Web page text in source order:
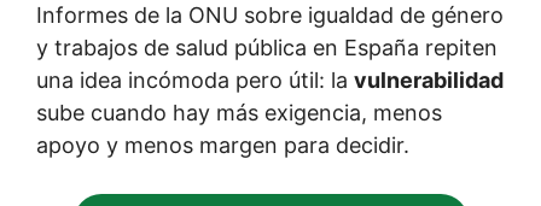
Informes de la ONU sobre igualdad de género
y trabajos de salud pública en España repiten
una idea incómoda pero útil: la vulnerabilidad
sube cuando hay más exigencia, menos
apoyo y menos margen para decidir.